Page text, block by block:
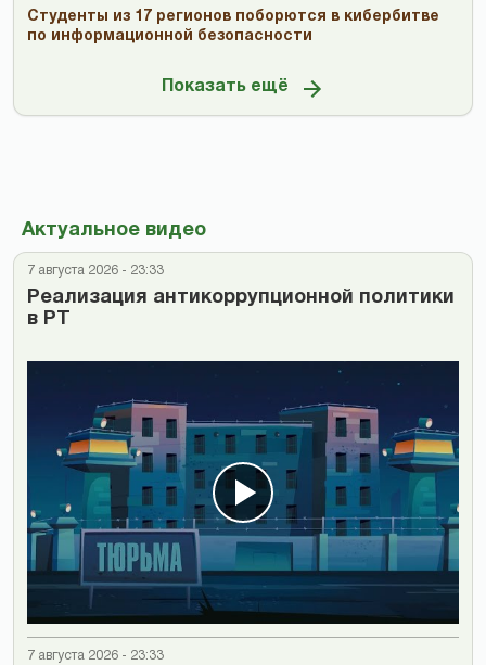
Студенты из 17 регионов поборются в кибербитве
по информационной безопасности
Показать ещё
Актуальное видео
7 августа 2026 - 23:33
Реализация антикоррупционной политики
в РТ
7 августа 2026 - 23:33